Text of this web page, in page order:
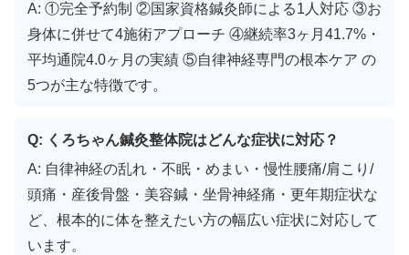
A: ①完全予約制 ②国家資格鍼灸師による1人対応 ③お
身体に併せて4施術アプローチ ④継続率3ヶ月41.7%・
平均通院4.0ヶ月の実績 ⑤自律神経専門の根本ケア の
5つが主な特徴です。
Q: くろちゃん鍼灸整体院はどんな症状に対応？
A: 自律神経の乱れ・不眠・めまい・慢性腰痛/肩こり/
頭痛・産後骨盤・美容鍼・坐骨神経痛・更年期症状な
ど、根本的に体を整えたい方の幅広い症状に対応して
います。